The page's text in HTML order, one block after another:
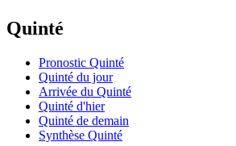
Quinté
Pronostic Quinté
Quinté du jour
Arrivée du Quinté
Quinté d'hier
Quinté de demain
Synthèse Quinté